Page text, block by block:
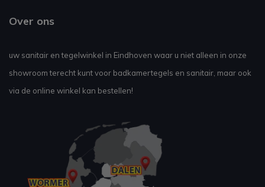
Over ons
uw sanitair en tegelwinkel in Eindhoven waar u niet alleen in onze
showroom terecht kunt voor badkamertegels en sanitair, maar ook
via de online winkel kan bestellen!